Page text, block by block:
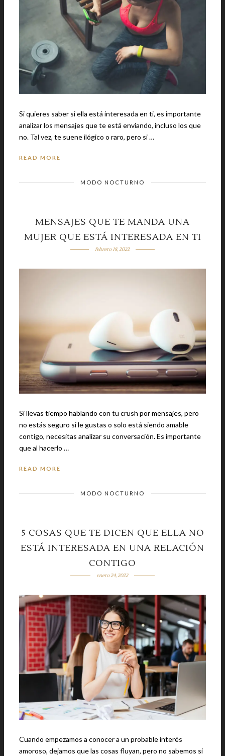
Si quieres saber si ella está interesada en ti, es importante
analizar los mensajes que te está enviando, incluso los que
no. Tal vez, te suene ilógico o raro, pero si …
READ MORE
MODO NOCTURNO
MENSAJES QUE TE MANDA UNA
MUJER QUE ESTÁ INTERESADA EN TI
febrero 18, 2022
Si llevas tiempo hablando con tu crush por mensajes, pero
no estás seguro si le gustas o solo está siendo amable
contigo, necesitas analizar su conversación. Es importante
que al hacerlo …
READ MORE
MODO NOCTURNO
5 COSAS QUE TE DICEN QUE ELLA NO
ESTÁ INTERESADA EN UNA RELACIÓN
CONTIGO
enero 24, 2022
Cuando empezamos a conocer a un probable interés
amoroso, dejamos que las cosas fluyan, pero no sabemos si